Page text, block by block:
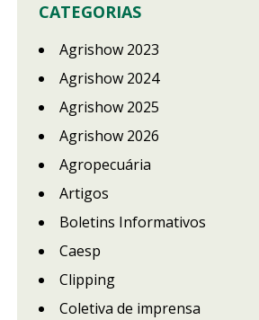
CATEGORIAS
Agrishow 2023
Agrishow 2024
Agrishow 2025
Agrishow 2026
Agropecuária
Artigos
Boletins Informativos
Caesp
Clipping
Coletiva de imprensa